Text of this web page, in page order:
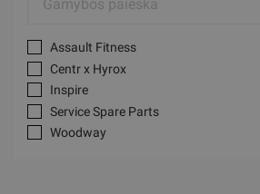
Assault Fitness
Centr x Hyrox
Inspire
Service Spare Parts
Woodway